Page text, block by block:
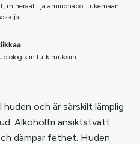
mineraalit ja aminohapot tukemaan
tutkimuksiin
och är särskilt lämplig
Alkoholfri ansiktstvätt
dämpar fethet. Huden